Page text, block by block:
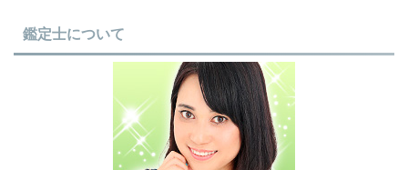
鑑定士について